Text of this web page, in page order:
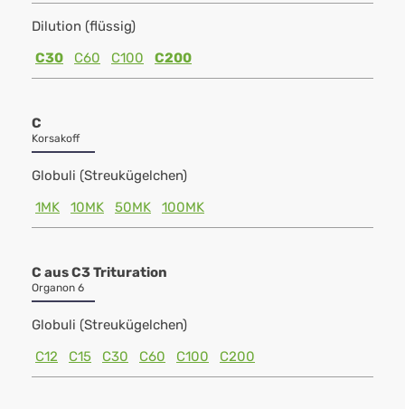
Dilution (flüssig)
C30
C60 C100 C200
C
Korsakoff
Globuli (Streukügelchen)
1MK
10MK 50MK 100MK
C aus C3 Trituration
Organon 6
Globuli (Streukügelchen)
C12
C15 C30 C60 C100 C200